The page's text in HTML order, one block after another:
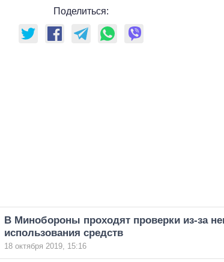
Поделиться:
В Минобороны проходят проверки из-за
использования средств
18 октября 2019, 15:16